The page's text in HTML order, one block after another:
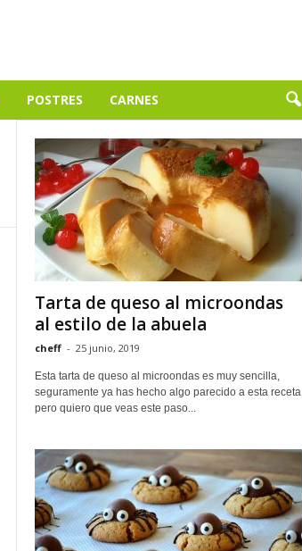
POSTRES CARNES
Tarta de queso al microondas
al estilo de la abuela
cheff - 25 junio, 2019
Esta tarta de queso al microondas es muy sencilla,
seguramente ya has hecho algo parecido a esta receta
pero quiero que veas este paso...